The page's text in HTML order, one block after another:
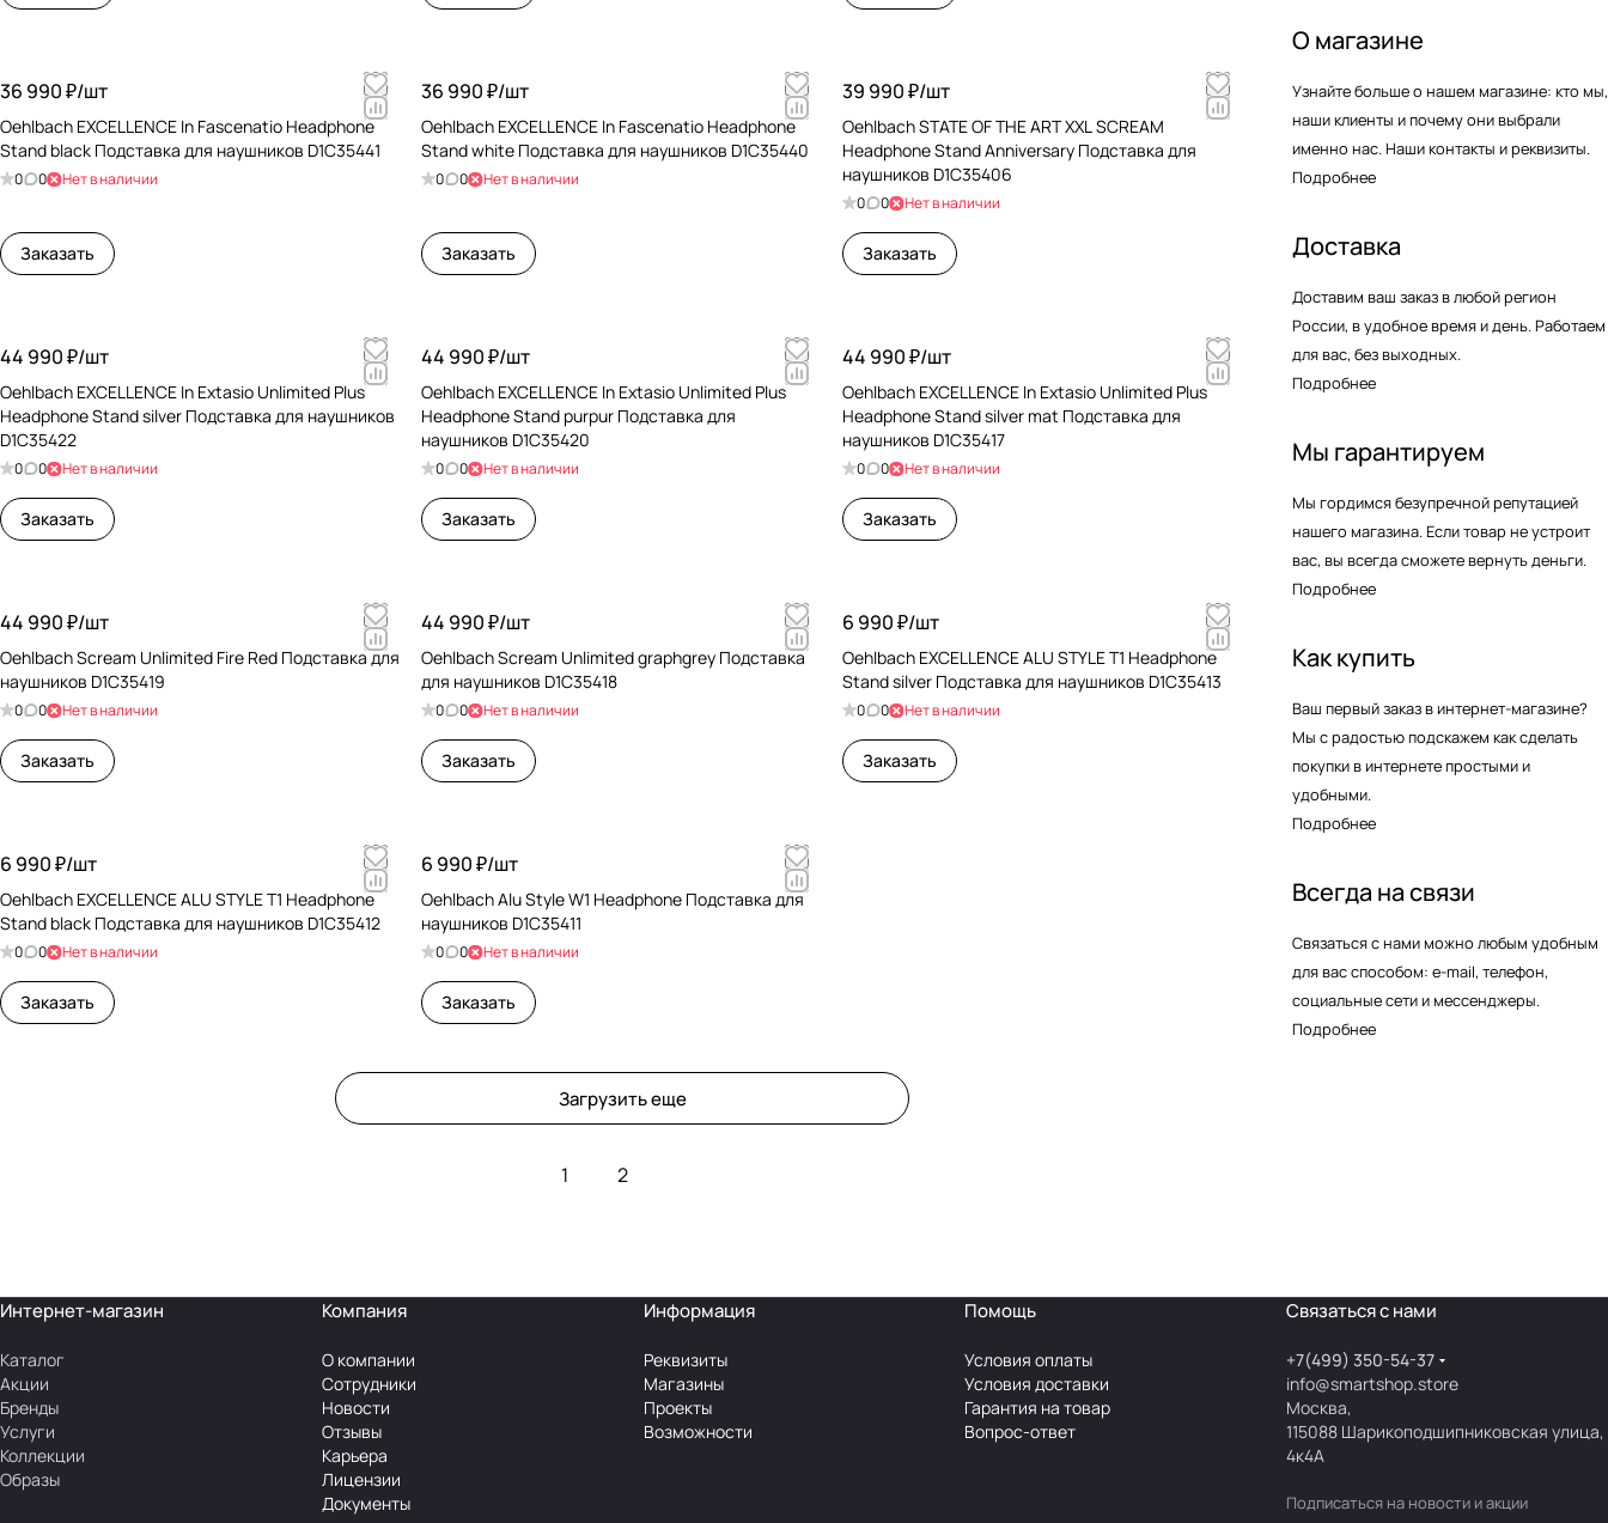
36 990 ₽/шт
Oehlbach EXCELLENCE In Fascenatio Headphone
Stand black Подставка для наушников D1C35441
0 0 Нет в наличии
Заказать
36 990 ₽/шт
Oehlbach EXCELLENCE In Fascenatio Headphone
Stand white Подставка для наушников D1C35440
0 0 Нет в наличии
Заказать
39 990 ₽/шт
Oehlbach STATE OF THE ART XXL SCREAM
Headphone Stand Anniversary Подставка для
наушников D1C35406
0 0 Нет в наличии
Заказать
44 990 ₽/шт
Oehlbach EXCELLENCE In Extasio Unlimited Plus
Headphone Stand silver Подставка для наушников
D1C35422
0 0 Нет в наличии
Заказать
44 990 ₽/шт
Oehlbach EXCELLENCE In Extasio Unlimited Plus
Headphone Stand purpur Подставка для
наушников D1C35420
0 0 Нет в наличии
Заказать
44 990 ₽/шт
Oehlbach EXCELLENCE In Extasio Unlimited Plus
Headphone Stand silver mat Подставка для
наушников D1C35417
0 0 Нет в наличии
Заказать
44 990 ₽/шт
Oehlbach Scream Unlimited Fire Red Подставка для
наушников D1C35419
0 0 Нет в наличии
Заказать
44 990 ₽/шт
Oehlbach Scream Unlimited graphgrey Подставка
для наушников D1C35418
0 0 Нет в наличии
Заказать
6 990 ₽/шт
Oehlbach EXCELLENCE ALU STYLE T1 Headphone
Stand silver Подставка для наушников D1C35413
0 0 Нет в наличии
Заказать
6 990 ₽/шт
Oehlbach EXCELLENCE ALU STYLE T1 Headphone
Stand black Подставка для наушников D1C35412
0 0 Нет в наличии
Заказать
6 990 ₽/шт
Oehlbach Alu Style W1 Headphone Подставка для
наушников D1C35411
0 0 Нет в наличии
Заказать
Загрузить еще
1 2
О магазине
Узнайте больше о нашем магазине: кто мы,
наши клиенты и почему они выбрали
именно нас. Наши контакты и реквизиты.
Подробнее
Доставка
Доставим ваш заказ в любой регион
России, в удобное время и день. Работаем
для вас, без выходных.
Подробнее
Мы гарантируем
Мы гордимся безупречной репутацией
нашего магазина. Если товар не устроит
вас, вы всегда сможете вернуть деньги.
Подробнее
Как купить
Ваш первый заказ в интернет-магазине?
Мы с радостью подскажем как сделать
покупки в интернете простыми и
удобными.
Подробнее
Всегда на связи
Связаться с нами можно любым удобным
для вас способом: e-mail, телефон,
социальные сети и мессенджеры.
Подробнее
Интернет-магазин
Каталог
Акции
Бренды
Услуги
Коллекции
Образы
Компания
О компании
Сотрудники
Новости
Отзывы
Карьера
Лицензии
Документы
Информация
Реквизиты
Магазины
Проекты
Возможности
Помощь
Условия оплаты
Условия доставки
Гарантия на товар
Вопрос-ответ
Связаться с нами
+7(499) 350-54-37
info@smartshop.store
Москва,
115088 Шарикоподшипниковская улица,
4к4А
Подписаться на новости и акции